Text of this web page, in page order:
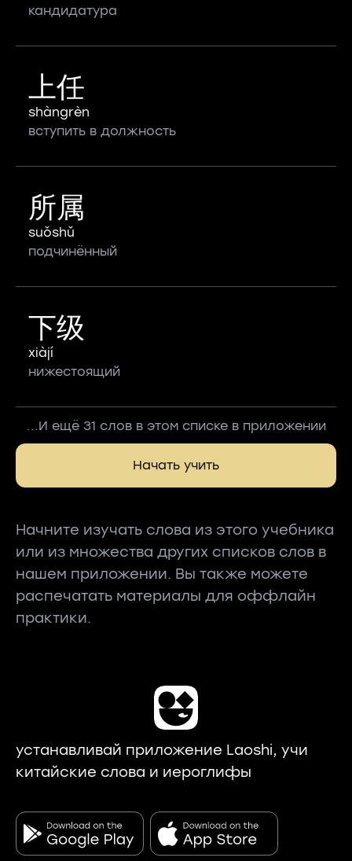
кандидатура
上任
shàngrèn
вступить в должность
所属
suǒshǔ
подчинённый
下级
xiàjí
нижестоящий
...И ещё 31 слов в этом списке в приложении
Начать учить
Начните изучать слова из этого учебника
или из множества других списков слов в
нашем приложении. Вы также можете
распечатать материалы для оффлайн
практики.
устанавливай приложение Laoshi, учи
китайские слова и иероглифы